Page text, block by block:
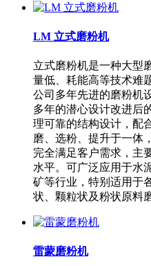
LM 立式磨粉机
立式磨粉机是一种大型
量低、耗能高等技术难
公司多年先进的磨粉机
多年的潜心设计改进后
理可靠的结构设计，配
磨、选粉、提升于一体
完全满足客户需求，主
水平。可广泛应用于水
矿等行业，特别适用于
状、颗粒状及粉状原料
雷蒙磨粉机